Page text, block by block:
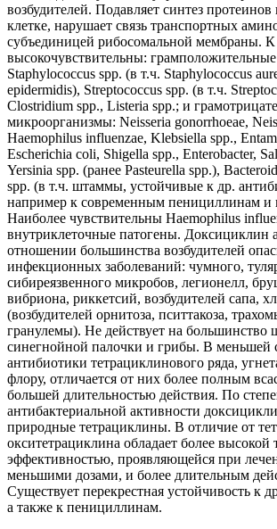
возбудителей. Подавляет синтез
клетке, нарушает связь транспортных
субъединицей рибосомальной мембраны.
высокочувствительны:
Staphylococcus spp. (в т.ч. Staphylococcus
epidermidis), Streptococcus spp. (в т.ч.
Clostridium spp., Listeria spp.; и
микроорганизмы: Neisseria gonorrhoeae,
Haemophilus influenzae, Klebsiella spp.,
Escherichia coli, Shigella spp., Enterobacter,
Yersinia spp. (ранее Pasteurella spp.),
spp. (в т.ч. штаммы, устойчивые к др.
например к современным пенициллинам и
Наиболее чувствительны Haemophilus
внутриклеточные патогены. Доксициклин
отношении большинства возбудителей
инфекционных заболеваний: чумного,
сибиреязвенного микробов, легионелл,
вибриона, риккетсий, возбудителей сапа,
(возбудителей орнитоза, пситтакоза,
гранулемы). Не действует на большинство
синегнойной палочки и грибы. В меньшей
антибиотики тетрациклинового ряда,
флору, отличается от них более полным
большей длительностью действия. По
антибактериальной активности
природные тетрациклины. В отличие от
окситетрациклина обладает более высокой
эффективностью, проявляющейся при
меньшими дозами, и более длительным
Существует перекрестная устойчивость к
а также к пенициллинам.